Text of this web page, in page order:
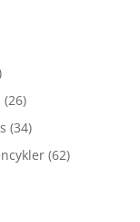
(26)
(34)
(62)